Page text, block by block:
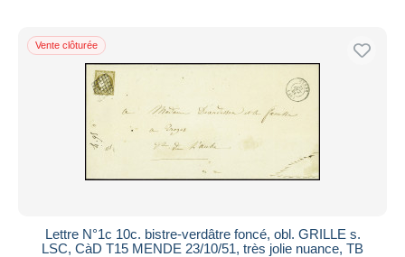
Vente clôturée
Lettre N°1c 10c. bistre-verdâtre foncé, obl. GRILLE s.
LSC, CàD T15 MENDE 23/10/51, très jolie nuance, TB